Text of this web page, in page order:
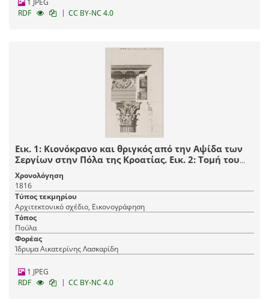
1 JPEG
RDF
| CC BY-NC 4.0
Εικ. 1: Κιονόκρανο και θριγκός από την Aψίδα των
Σεργίων στην Πόλα της Κροατίας. Εικ. 2: Τομή του
κιονοκράνου. Εικ. 3: Φατνώματα της επίστεψης της
αψίδας.
Χρονολόγηση
1816
Τύπος τεκμηρίου
Αρχιτεκτονικό σχέδιο, Εικονογράφηση
Τόπος
Πούλα
Φορέας
Ίδρυμα Αικατερίνης Λασκαρίδη
1 JPEG
RDF
| CC BY-NC 4.0